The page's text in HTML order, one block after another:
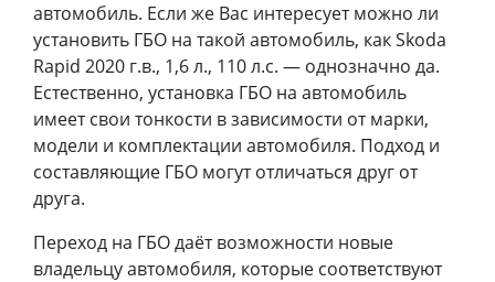
автомобиль. Если же Вас интересует можно ли
установить ГБО на такой автомобиль, как Skoda
Rapid 2020 г.в., 1,6 л., 110 л.с. — однозначно да.
Естественно, установка ГБО на автомобиль
имеет свои тонкости в зависимости от марки,
модели и комплектации автомобиля. Подход и
составляющие ГБО могут отличаться друг от
друга.
Переход на ГБО даёт возможности новые
владельцу автомобиля, которые соответствуют